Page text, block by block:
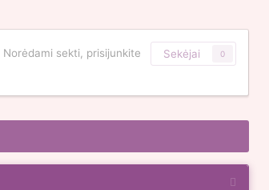
Norėdami sekti, prisijunkite Sekėjai 0